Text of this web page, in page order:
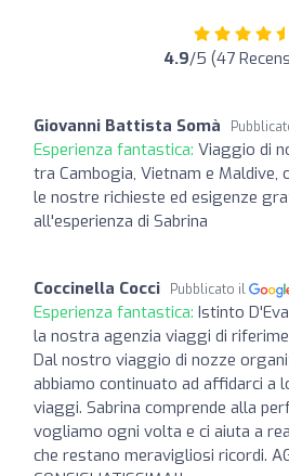
4.9/5 (47
Giovanni Battista Somà
Esperienza fantastica: Viaggio di
tra Cambogia, Vietnam e Maldive,
le nostre richieste ed esigenze
all'esperienza di Sabrina
Coccinella Cocci Pubblicato il
Esperienza fantastica: Istinto
la nostra agenzia viaggi di
Dal nostro viaggio di nozze
abbiamo continuato ad affidarci a
viaggi. Sabrina comprende alla
vogliamo ogni volta e ci aiuta a
che restano meravigliosi ricordi.